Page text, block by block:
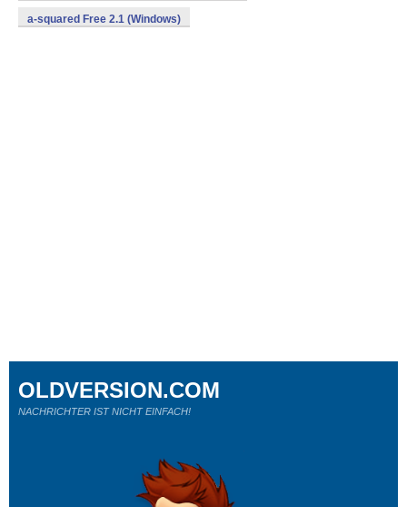
a-squared Free 2.1 (Windows)
OLDVERSION.COM
NACHRICHTER IST NICHT EINFACH!